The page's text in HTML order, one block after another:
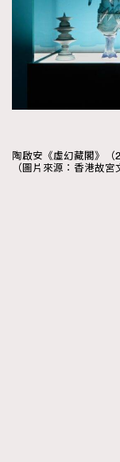
陶啟安《虛幻藏閣》
（圖片來源：香港故宮